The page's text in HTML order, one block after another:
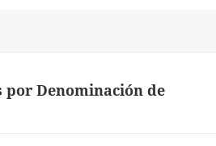
por Denominación de